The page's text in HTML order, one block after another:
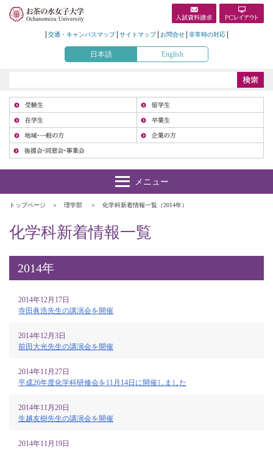
交通・キャンパスマップ サイトマップ お問合せ 非常時の対応
日本語 English
トップページ 理学部 化学科新着情報一覧（2014年）
化学科新着情報一覧
2014年
2014年12月17日
寺田眞浩先生の講演会を開催
2014年12月3日
前田大光先生の講演会を開催
2014年11月27日
平成26年度化学科研修会を11月14日に開催しました
2014年11月20日
生越友樹先生の講演会を開催
2014年11月19日